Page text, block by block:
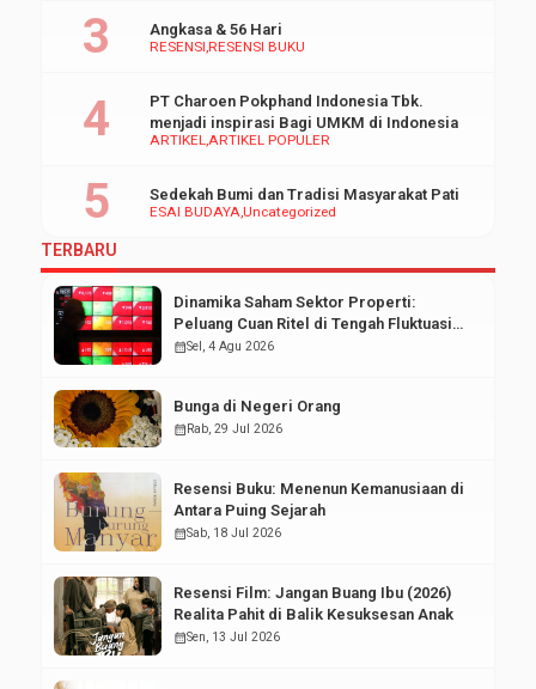
Qorib, peserta diwajibkan untuk
RESENSI RESENSI BUKU
Angkasa & 56 Hari
ARTIKELARTIKEL POPULER
PT Charoen Pokphand Indonesia Tbk.
menjadi inspirasi Bagi UMKM di Indonesia
ESAI BUDAYAUncategorized
Sedekah Bumi dan Tradisi Masyarakat Pati
TERBARU
Dinamika Saham Sektor Properti:
Peluang Cuan Ritel di Tengah Fluktuasi
Pasar Modal
calendar_monthSel, 4 Agu 2026
Bunga di Negeri Orang
calendar_monthRab, 29 Jul 2026
Resensi Buku: Menenun Kemanusiaan di
Antara Puing Sejarah
calendar_monthSab, 18 Jul 2026
Resensi Film: Jangan Buang Ibu (2026)
Realita Pahit di Balik Kesuksesan Anak
calendar_monthSen, 13 Jul 2026